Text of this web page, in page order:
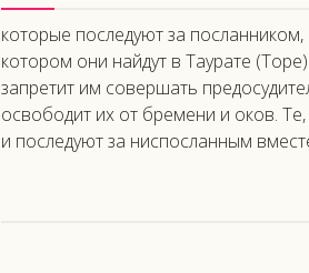
которые последуют за
котором они найдут в Таурате
запретит им совершать
освободит их от бремени и оков.
и последуют за ниспосланным